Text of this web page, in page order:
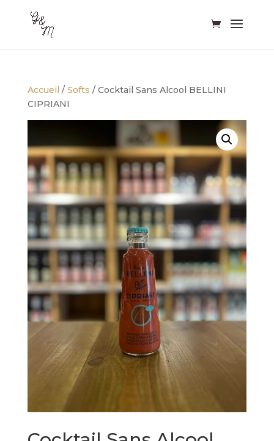
Accueil / Softs / Cocktail Sans Alcool BELLINI
CIPRIANI